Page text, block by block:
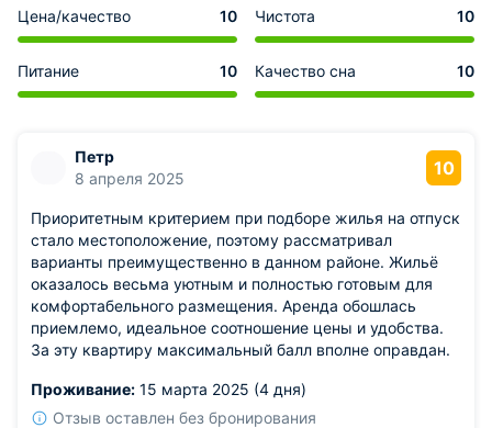
Цена/качество 10 Чистота 10
Питание 10 Качество сна 10
Петр
8 апреля 2025
10
Приоритетным критерием при подборе жилья на отпуск
стало местоположение, поэтому рассматривал
варианты преимущественно в данном районе. Жильё
оказалось весьма уютным и полностью готовым для
комфортабельного размещения. Аренда обошлась
приемлемо, идеальное соотношение цены и удобства.
За эту квартиру максимальный балл вполне оправдан.
Проживание: 15 марта 2025 (4 дня)
Отзыв оставлен без бронирования